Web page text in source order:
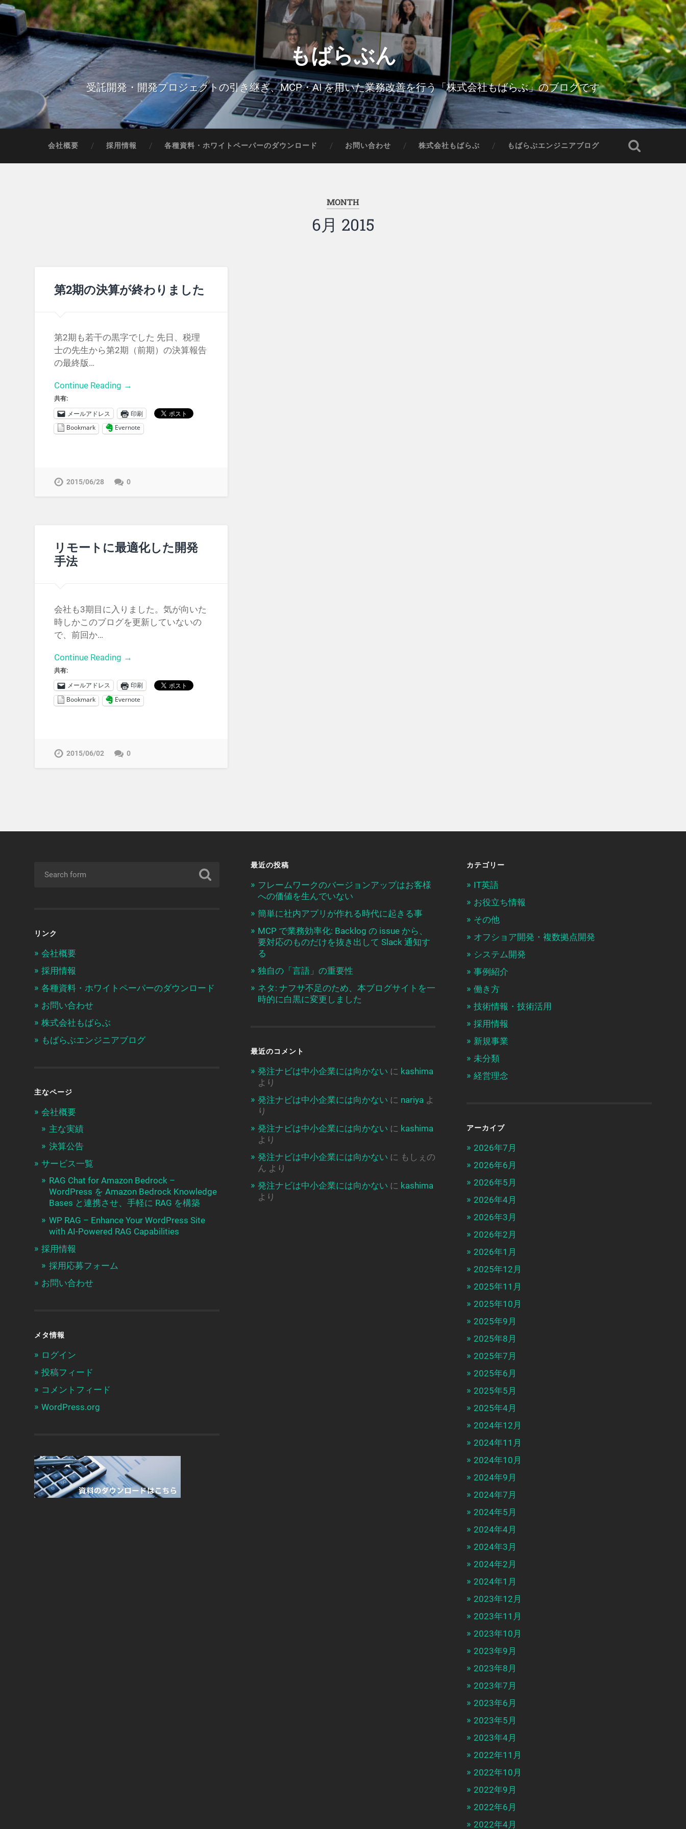
もばらぶん
受託開発・開発プロジェクトの引き継ぎ、MCP・AI を用いた業務改善を行う「株式会社もばらぶ」のブログです
会社概要 採用情報 各種資料・ホワイトペーパーのダウンロード お問い合わせ 株式会社もばらぶ もばらぶエンジニアブログ
MONTH
6月 2015
第2期の決算が終わりました
第2期も若干の黒字でした 先日、税理
士の先生から第2期（前期）の決算報告
の最終版…
Continue Reading →
共有:
メールアドレス
印刷
Bookmark
Evernote
2015/06/28 0
リモートに最適化した開発
手法
会社も3期目に入りました。気が向いた
時しかこのブログを更新していないの
で、前回か…
Continue Reading →
共有:
メールアドレス
印刷
Bookmark
Evernote
2015/06/02 0
リンク
会社概要
採用情報
各種資料・ホワイトペーパーのダウンロード
お問い合わせ
株式会社もばらぶ
もばらぶエンジニアブログ
主なページ
会社概要
主な実績
決算公告
サービス一覧
RAG Chat for Amazon Bedrock –
WordPress を Amazon Bedrock Knowledge
Bases と連携させ、手軽に RAG を構築
WP RAG – Enhance Your WordPress Site
with AI-Powered RAG Capabilities
採用情報
採用応募フォーム
お問い合わせ
メタ情報
ログイン
投稿フィード
コメントフィード
WordPress.org
最近の投稿
フレームワークのバージョンアップはお客様
への価値を生んでいない
簡単に社内アプリが作れる時代に起きる事
MCP で業務効率化: Backlog の issue から、
要対応のものだけを抜き出して Slack 通知す
る
独自の「言語」の重要性
ネタ: ナフサ不足のため、本ブログサイトを一
時的に白黒に変更しました
最近のコメント
発注ナビは中小企業には向かない に kashima
より
発注ナビは中小企業には向かない に nariya よ
り
発注ナビは中小企業には向かない に kashima
より
発注ナビは中小企業には向かない に もしぇの
ん より
発注ナビは中小企業には向かない に kashima
より
カテゴリー
IT英語
お役立ち情報
その他
オフショア開発・複数拠点開発
システム開発
事例紹介
働き方
技術情報・技術活用
採用情報
新規事業
未分類
経営理念
アーカイブ
2026年7月
2026年6月
2026年5月
2026年4月
2026年3月
2026年2月
2026年1月
2025年12月
2025年11月
2025年10月
2025年9月
2025年8月
2025年7月
2025年6月
2025年5月
2025年4月
2024年12月
2024年11月
2024年10月
2024年9月
2024年7月
2024年5月
2024年4月
2024年3月
2024年2月
2024年1月
2023年12月
2023年11月
2023年10月
2023年9月
2023年8月
2023年7月
2023年6月
2023年5月
2023年4月
2022年11月
2022年10月
2022年9月
2022年6月
2022年4月